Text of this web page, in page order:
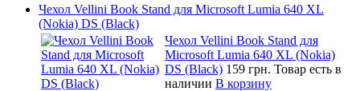
Чехол Vellini Book Stand для Microsoft Lumia 640 XL
(Nokia) DS (Black)
Чехол Vellini Book Stand для
Microsoft Lumia 640 XL (Nokia)
DS (Black) 159 грн. Товар есть в
наличии В корзину